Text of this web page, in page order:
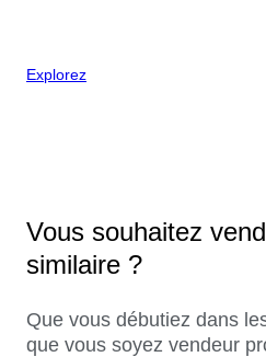
Explorez
Vous souhaitez
similaire ?
Que vous débutiez dans
que vous soyez vendeur